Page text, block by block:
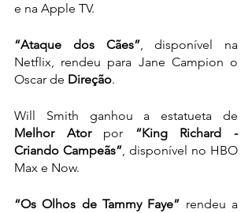
e na Apple TV.
“Ataque dos Cães”, disponível na
Netflix, rendeu para Jane Campion o
Oscar de Direção.
Melhor Ator por “King Richard -
Criando Campeãs”, disponível no HBO
Max e Now.
“Os Olhos de Tammy Faye” rendeu a